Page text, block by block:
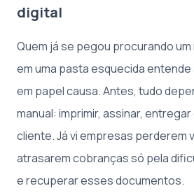
digital
Quem já se pegou procurando
em uma pasta esquecida entende
em papel causa. Antes, tudo
manual: imprimir, assinar,
cliente. Já vi empresas perderem
atrasarem cobranças só pela
e recuperar esses documentos.